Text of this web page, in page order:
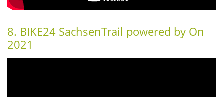
8. BIKE24 SachsenTrail powered by On
2021